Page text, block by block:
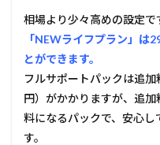
相場より少々高めの設定で
「NEWライフプラン」は
とができます。
フルサポートパックは追
円）がかかりますが、追
料になるパックで、安心
す。